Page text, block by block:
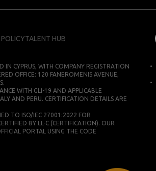
TALENT HUB
IN CYPRUS, WITH COMPANY REGISTRATION
OFFICE: 120 FANEROMENIS AVENUE,
WITH GLI-19 AND APPLICABLE
AND PERU. CERTIFICATION DETAILS ARE
TO ISO/IEC 27001:2022 FOR
BY LL-C (CERTIFICATION). OUR
PORTAL USING THE CODE